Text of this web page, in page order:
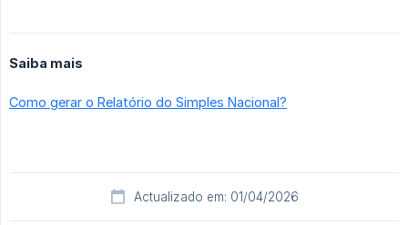
Saiba mais
Como gerar o Relatório do Simples Nacional?
Actualizado em: 01/04/2026